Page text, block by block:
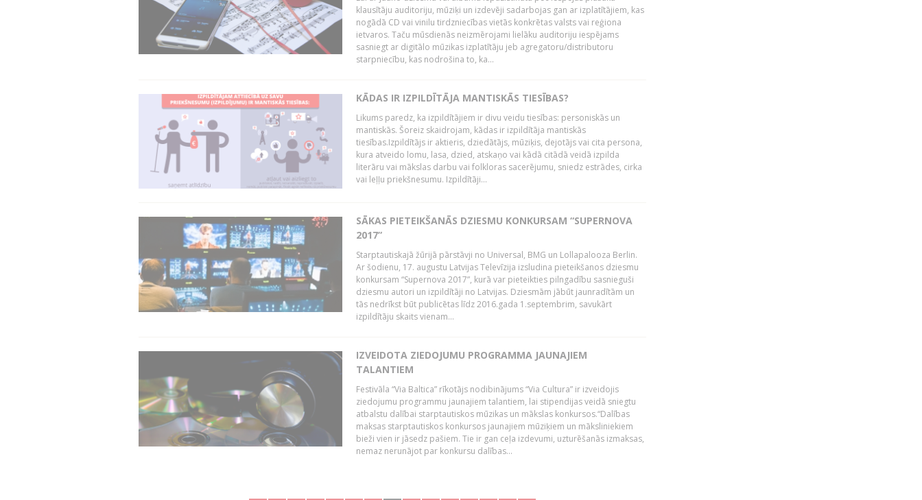
klausītāju auditoriju, mūziķi un izdevēji sadarbojas gan ar izplatītājiem, kas
nogādā CD vai vinilu tirdzniecības vietās konkrētas valsts vai reģiona
ietvaros. Taču mūsdienās neizmērojami lielāku auditoriju iespējams
sasniegt ar digitālo mūzikas izplatītāju jeb agregatoru/distributoru
starpniecību, kas nodrošina to, ka...
KĀDAS IR IZPILDĪTĀJA MANTISKĀS TIESĪBAS?
Likums paredz, ka izpildītājiem ir divu veidu tiesības: personiskās un
mantiskās. Šoreiz skaidrojam, kādas ir izpildītāja mantiskās
tiesības.Izpildītājs ir aktieris, dziedātājs, mūziķis, dejotājs vai cita persona,
kura atveido lomu, lasa, dzied, atskaņo vai kādā citādā veidā izpilda
literāru vai mākslas darbu vai folkloras sacerējumu, sniedz estrādes, cirka
vai leļļu priekšnesumu. Izpildītāji...
SĀKAS PIETEIKŠANĀS DZIESMU KONKURSAM “SUPERNOVA
2017”
Starptautiskajā žūrijā pārstāvji no Universal, BMG un Lollapalooza Berlin.
Ar šodienu, 17. augustu Latvijas Televīzija izsludina pieteikšanos dziesmu
konkursam “Supernova 2017”, kurā var pieteikties pilngadību sasnieguši
dziesmu autori un izpildītāji no Latvijas. Dziesmām jābūt jaunradītām un
tās nedrīkst būt publicētas līdz 2016.gada 1.septembrim, savukārt
izpildītāju skaits vienam...
IZVEIDOTA ZIEDOJUMU PROGRAMMA JAUNAJIEM
TALANTIEM
Festivāla “Via Baltica” rīkotājs nodibinājums “Via Cultura” ir izveidojis
ziedojumu programmu jaunajiem talantiem, lai stipendijas veidā sniegtu
atbalstu dalībai starptautiskos mūzikas un mākslas konkursos.“Dalības
maksas starptautiskos konkursos jaunajiem mūziķiem un māksliniekiem
bieži vien ir jāsedz pašiem. Tie ir gan ceļa izdevumi, uzturēšanās izmaksas,
nemaz nerunājot par konkursu dalības...